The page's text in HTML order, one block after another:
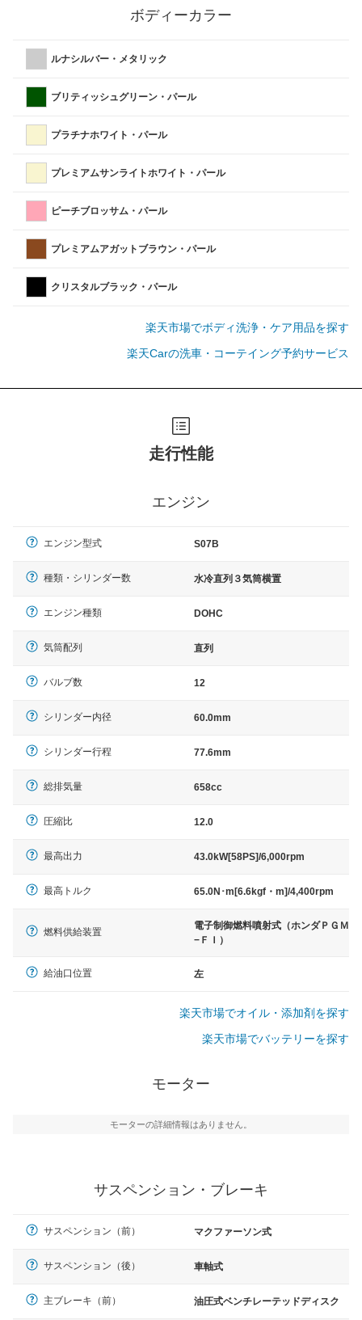
ボディーカラー
ルナシルバー・メタリック
ブリティッシュグリーン・パール
プラチナホワイト・パール
プレミアムサンライトホワイト・パール
ピーチブロッサム・パール
プレミアムアガットブラウン・パール
クリスタルブラック・パール
楽天市場でボディ洗浄・ケア用品を探す
楽天Carの洗車・コーテイング予約サービス
走行性能
エンジン
エンジン型式 S07B
種類・シリンダー数 水冷直列３気筒横置
エンジン種類 DOHC
気筒配列 直列
バルブ数 12
シリンダー内径 60.0mm
シリンダー行程 77.6mm
総排気量 658cc
圧縮比 12.0
最高出力 43.0kW[58PS]/6,000rpm
最高トルク 65.0N･m[6.6kgf・m]/4,400rpm
燃料供給装置
電子制御燃料噴射式（ホンダＰＧＭ
−ＦＩ）
給油口位置 左
楽天市場でオイル・添加剤を探す
楽天市場でバッテリーを探す
モーター
モーターの詳細情報はありません。
サスペンション・ブレーキ
サスペンション（前） マクファーソン式
サスペンション（後） 車軸式
主ブレーキ（前） 油圧式ベンチレーテッドディスク